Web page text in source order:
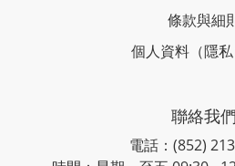
條款與細
個人資料（隱
聯絡我們
電話：(852)